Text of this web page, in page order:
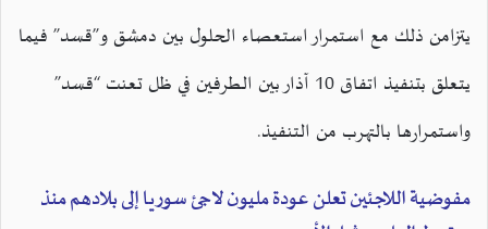
يتزامن ذلك مع استمرار استعصاء الحلول بين دمشق و”قسد” فيما
يتعلق بتنفيذ اتفاق 10 آذار بين الطرفين في ظل تعنت “قسد”
واستمرارها بالتهرب من التنفيذ.
مفوضية اللاجئين تعلن عودة مليون لاجئ سوريا إلى بلادهم منذ